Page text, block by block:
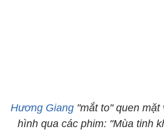
Hương Giang "mắt to" quen
hình qua các phim: "Mùa tinh